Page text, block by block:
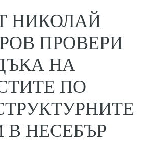
НИКОЛАЙ
ПРОВЕРИ
НА
ПО
В НЕСЕБЪР